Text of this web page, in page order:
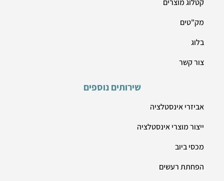
קטלוג מוצרים
מק"טים
בלוג
צור קשר
שירותים נוספים
אביזרי אינסטלציה
ייצור מוצרי אינסטלציה
מכסי ביוב
הפחתת רעשים